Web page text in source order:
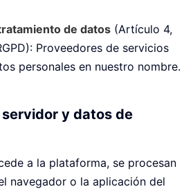
de datos (Artículo 4,
Proveedores de servicios
personales en nuestro nombre.
y datos de
a la plataforma, se procesan
navegador o la aplicación del